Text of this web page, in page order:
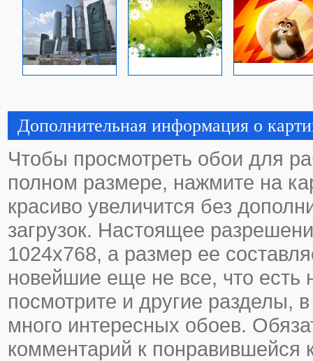
Дополнительная информация о
Чтобы просмотреть обои для
полном размере, нажмите на
красиво увеличится без
загрузок. Настоящее
1024х768, а размер ее
новейшие еще не все, что есть
посмотрите и другие разделы,
много интересных обоев.
комментарий к понравившейся